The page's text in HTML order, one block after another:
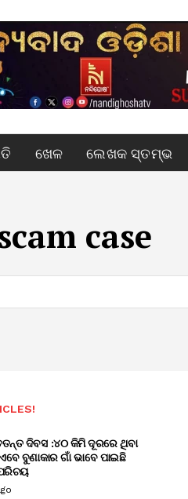
ଖେଳ ଲେଖକ ସ୍ତମ୍ଭ
case
ଦିବସ :୪୦ କିମି ଦୂରରେ ଥିବା
ବୁଣାକାର ଗାଁ ଭାବେ ପାଇଛି